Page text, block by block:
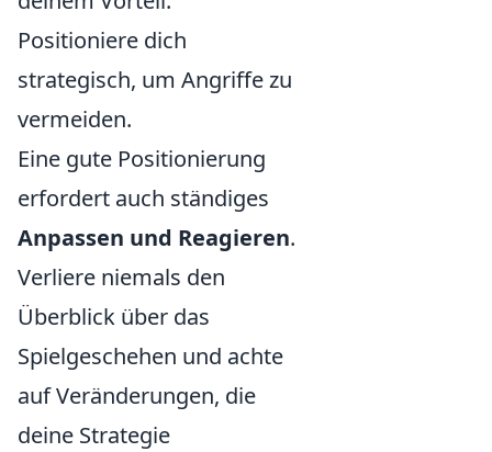
Positioniere dich
strategisch, um Angriffe zu
vermeiden.
Eine gute Positionierung
erfordert auch ständiges
Anpassen und Reagieren.
Verliere niemals den
Überblick über das
Spielgeschehen und achte
auf Veränderungen, die
deine Strategie